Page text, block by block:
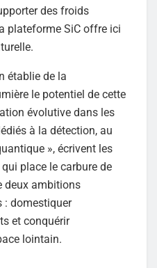
des froids
plateforme SiC offre ici
établie de la
le potentiel de cette
évolutive dans les
à la détection, au
», écrivent les
place le carbure de
deux ambitions
: domestiquer
et conquérir
lointain.